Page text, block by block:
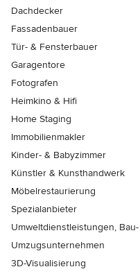
Dachdecker
Fassadenbauer
Tür- & Fensterbauer
Garagentore
Fotografen
Heimkino & Hifi
Home Staging
Immobilienmakler
Kinder- & Babyzimmer
Künstler & Kunsthandwerk
Möbelrestaurierung
Spezialanbieter
Umweltdienstleistungen,
Umzugsunternehmen
3D-Visualisierung